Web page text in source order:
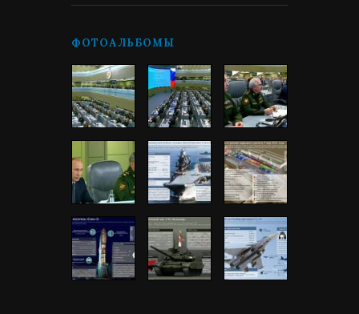
ФОТОАЛЬБОМЫ